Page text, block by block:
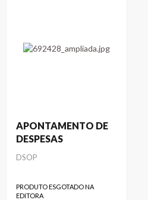
APONTAMENTO DE
DESPESAS
Autor
DSOP
PRODUTO ESGOTADO NA
EDITORA